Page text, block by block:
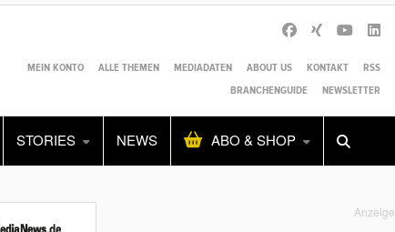
MEIN KONTO ALLE THEMEN MEDIADATEN ABOUT US KONTAKT
RSS
BRANCHENGUIDE
NEWSLETTER
STORIES NEWS ABO & SHOP
Alles Shop SUCHEN
Anzeige